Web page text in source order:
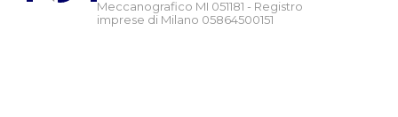
Meccanografico MI 051181 - Registro
imprese di Milano 05864500151